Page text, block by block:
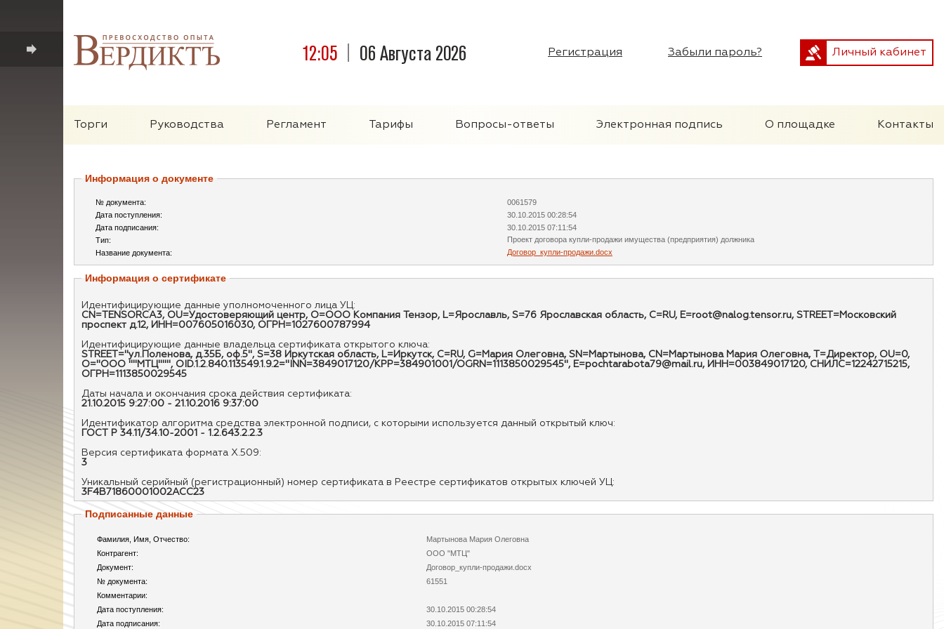
12:05 06 Августа 2026 Регистрация Забыли пароль? Личный кабинет
Торги Руководства Регламент Тарифы Вопросы-ответы Электронная подпись О площадке Контакты
Информация о документе
№ документа:
0061579
Дата поступления:
30.10.2015 00:28:54
Дата подписания:
30.10.2015 07:11:54
Тип:
Проект договора купли-продажи имущества (предприятия) должника
Название документа:
Договор_купли-продажи.docx
Информация о сертификате
Идентифицирующие данные уполномоченного лица УЦ:
CN=TENSORCA3, OU=Удостоверяющий центр, O=ООО Компания Тензор, L=Ярославль, S=76 Ярославская область, C=RU, E=root@nalog.tensor.ru, STREET=Московский
проспект д.12, ИНН=007605016030, ОГРН=1027600787994
Идентифицирующие данные владельца сертификата открытого ключа:
STREET="ул.Поленова, д.35Б, оф.5", S=38 Иркутская область, L=Иркутск, C=RU, G=Мария Олеговна, SN=Мартынова, CN=Мартынова Мария Олеговна, T=Директор, OU=0,
O="ООО ""МТЦ""", OID.1.2.840.113549.1.9.2="INN=3849017120/KPP=384901001/OGRN=1113850029545", E=pochtarabota79@mail.ru, ИНН=003849017120, СНИЛС=12242715215,
ОГРН=1113850029545
Даты начала и окончания срока действия сертификата:
21.10.2015 9:27:00 - 21.10.2016 9:37:00
Идентификатор алгоритма средства электронной подписи, с которыми используется данный открытый ключ:
ГОСТ Р 34.11/34.10-2001 - 1.2.643.2.2.3
Версия сертификата формата X.509:
3
Уникальный серийный (регистрационный) номер сертификата в Реестре сертификатов открытых ключей УЦ:
3F4B71860001002ACC23
Подписанные данные
Фамилия, Имя, Отчество:
Мартынова Мария Олеговна
Контрагент:
ООО "МТЦ"
Документ:
Договор_купли-продажи.docx
№ документа:
61551
Комментарии:
Дата поступления:
30.10.2015 00:28:54
Дата подписания:
30.10.2015 07:11:54